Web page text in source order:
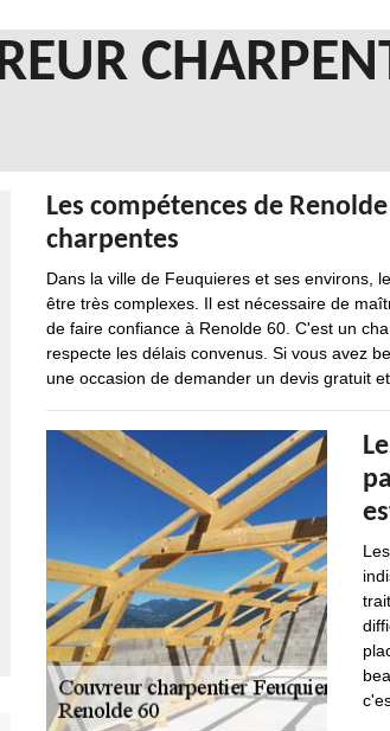
Les compétences de
charpentes
Dans la ville de Feuquieres et ses environs,
être très complexes. Il est nécessaire de
de faire confiance à Renolde 60. C'est un
respecte les délais convenus. Si vous avez
une occasion de demander un devis gratuit